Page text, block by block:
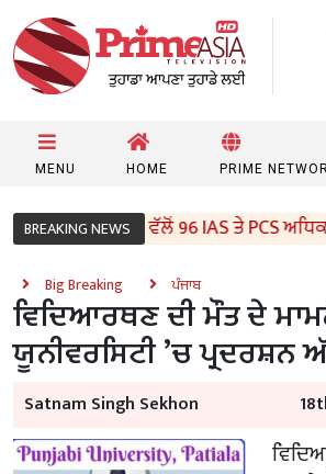
MENU HOME PRIME
BREAKING NEWS
ਪੰਜਾਬ ਸਰਕਾਰ ਵੱਲੋਂ 96 IAS ਤੇ PCS
Big Breaking ਪੰਜਾਬ
ਵਿਦਿਆਰਥਣ ਦੀ ਮੌਤ ਦੇ
ਯੂਨੀਵਰਸਿਟੀ ’ਚ ਪ੍ਰਦਰਸ਼ਨ
Satnam Singh Sekhon